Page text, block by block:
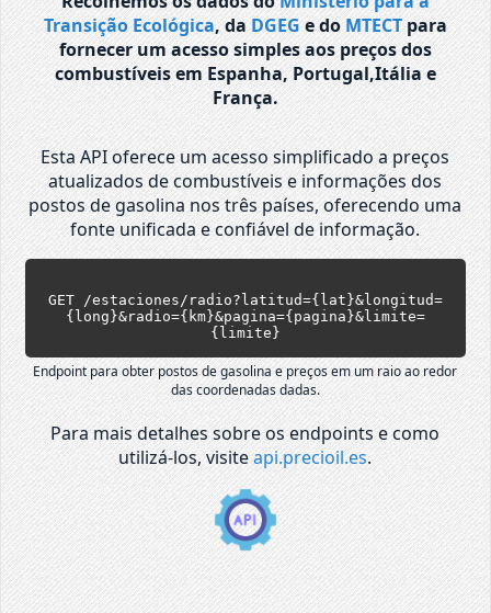
Transição Ecológica, da DGEG e do MTECTpara
fornecer um acesso simples aos preços dos
combustíveis em Espanha, Portugal,Itália e
França.
Esta API oferece um acesso simplificado a preços
atualizados de combustíveis e informações dos
postos de gasolina nos três países, oferecendo uma
fonte unificada e confiável de informação.
GET /estaciones/radio?latitud={lat}&longitud=
{long}&radio={km}&pagina={pagina}&limite=
{limite}
Endpoint para obter postos de gasolina e preços em um raio ao redor
das coordenadas dadas.
Para mais detalhes sobre os endpoints e como
utilizá-los, visiteapi.precioil.es.